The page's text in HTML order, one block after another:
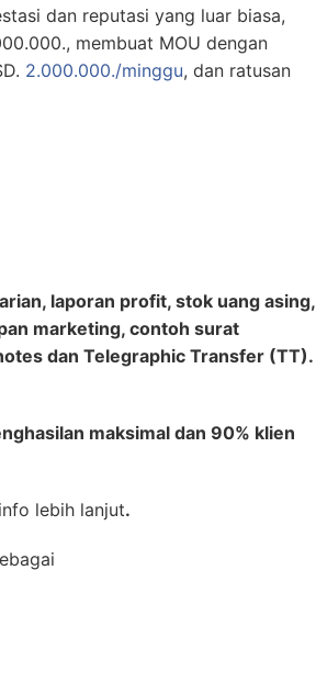
dan reputasi yang luar biasa,
membuat MOU dengan
2.000.000./minggu, dan ratusan
laporan profit, stok uang asing,
marketing, contoh surat
dan Telegraphic Transfer (TT).
maksimal dan 90% klien
lebih lanjut.